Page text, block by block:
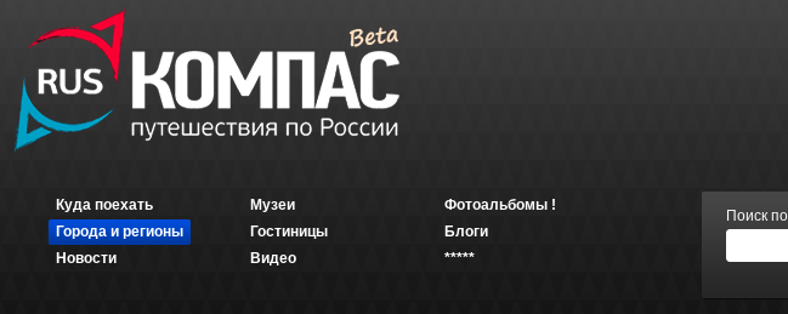
Куда поехать
Города и регионы
Новости
Музеи
Гостиницы
Видео
Фотоальбомы !
Блоги
*****
Поиск